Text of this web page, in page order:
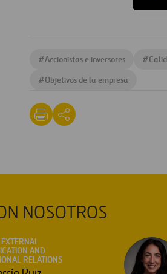
#Accionistas e inversores #
#Objetivos de la empresa
NOSOTROS
AND
RELATIONS